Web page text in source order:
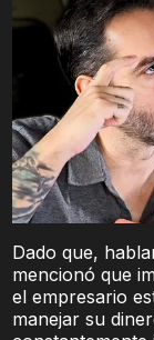
Dado que,
mencionó que
el empresario
manejar su